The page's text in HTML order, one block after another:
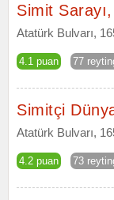
Simit
Atatürk Bulvarı,
4.1 puan 77
Simitçi
Atatürk Bulvarı,
4.2 puan 73